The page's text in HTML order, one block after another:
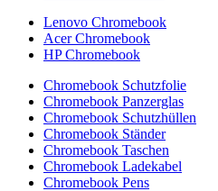
Lenovo Chromebook
Acer Chromebook
HP Chromebook
Chromebook Schutzfolie
Chromebook Panzerglas
Chromebook Schutzhüllen
Chromebook Ständer
Chromebook Taschen
Chromebook Ladekabel
Chromebook Pens